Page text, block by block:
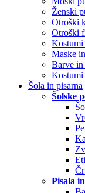
Ženski
Otroški
Otroški
Kostumi
Maske
Barve in
Kostumi
Šola in pisarna
Šolske
Pisala